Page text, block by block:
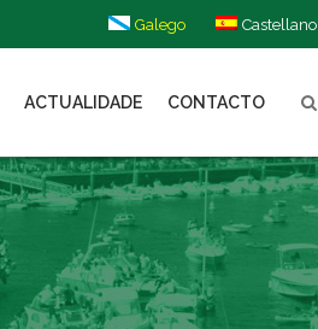
Galego Castellano
ACTUALIDADE CONTACTO